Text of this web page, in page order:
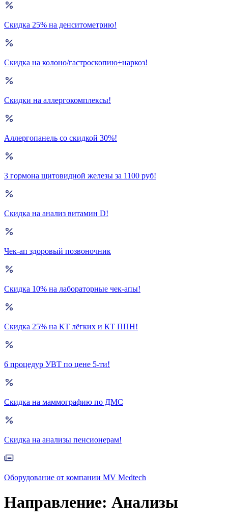
Скидка 25% на денситометрию!
Скидка на колоно/гастроскопию+наркоз!
Скидки на аллергокомплексы!
Аллергопанель со скидкой 30%!
3 гормона щитовидной железы за 1100 руб!
Скидка на анализ витамин D!
Чек-ап здоровый позвоночник
Скидка 10% на лабораторные чек-апы!
Скидка 25% на КТ лёгких и КТ ППН!
6 процедур УВТ по цене 5-ти!
Скидка на маммографию по ДМС
Скидка на анализы пенсионерам!
Оборудование от компании MV Medtech
Направление: Анализы